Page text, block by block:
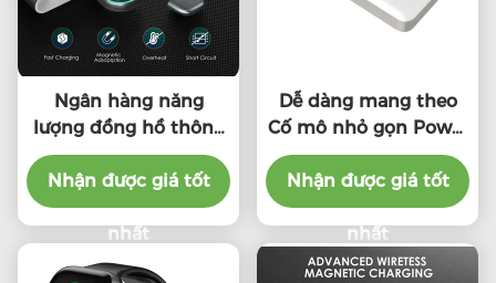
Ngân hàng năng
lượng đồng hồ thông
minh nhựa di động
với đầu vào và đầu ra
5V / 1A
Nhận được giá tốt
nhất
Dễ dàng mang theo
Cố mô nhỏ gọn Power
Bank 3000mAh Hoàn
toàn tương thích
Nhận được giá tốt
nhất